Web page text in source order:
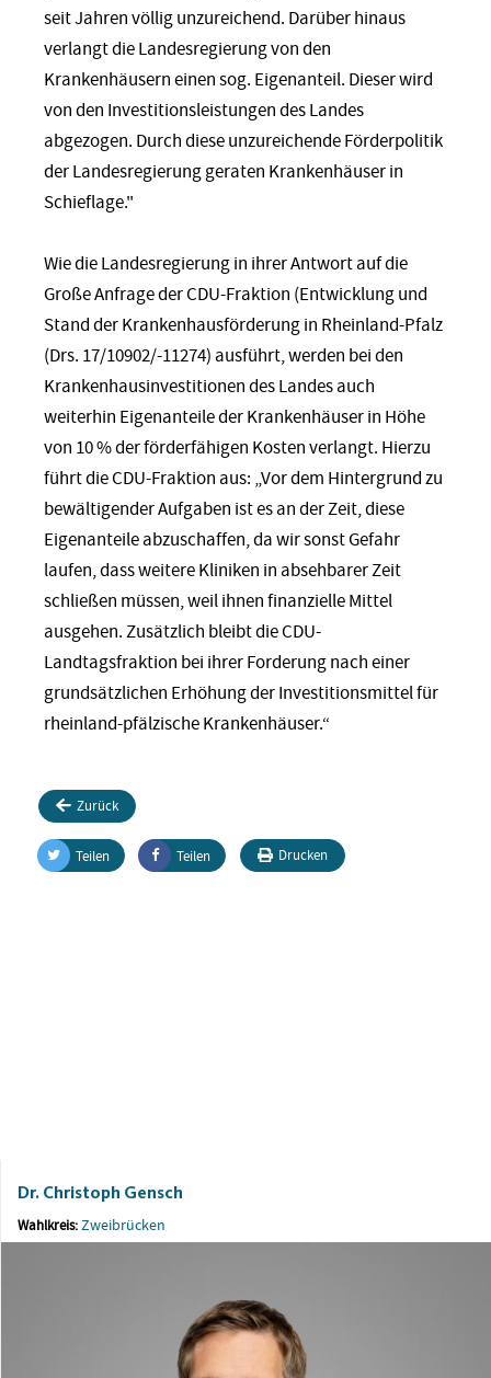
seit Jahren völlig unzureichend. Darüber hinaus
verlangt die Landesregierung von den
Krankenhäusern einen sog. Eigenanteil. Dieser wird
von den Investitionsleistungen des Landes
abgezogen. Durch diese unzureichende Förderpolitik
der Landesregierung geraten Krankenhäuser in
Schieflage."
Wie die Landesregierung in ihrer Antwort auf die
Große Anfrage der CDU-Fraktion (Entwicklung und
Stand der Krankenhausförderung in Rheinland-Pfalz
(Drs. 17/10902/-11274) ausführt, werden bei den
Krankenhausinvestitionen des Landes auch
weiterhin Eigenanteile der Krankenhäuser in Höhe
von 10 % der förderfähigen Kosten verlangt. Hierzu
führt die CDU-Fraktion aus: „Vor dem Hintergrund zu
bewältigender Aufgaben ist es an der Zeit, diese
Eigenanteile abzuschaffen, da wir sonst Gefahr
laufen, dass weitere Kliniken in absehbarer Zeit
schließen müssen, weil ihnen finanzielle Mittel
ausgehen. Zusätzlich bleibt die CDU-
Landtagsfraktion bei ihrer Forderung nach einer
grundsätzlichen Erhöhung der Investitionsmittel für
rheinland-pfälzische Krankenhäuser.“
Zurück
Teilen Teilen Drucken
Dr. Christoph Gensch
Wahlkreis:Zweibrücken